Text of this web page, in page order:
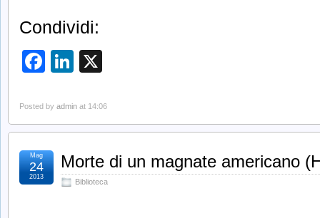
Condividi:
Facebook
LinkedIn
Posted by admin at 14:06
Morte di un magnate americano
Biblioteca
Mag
24
2013